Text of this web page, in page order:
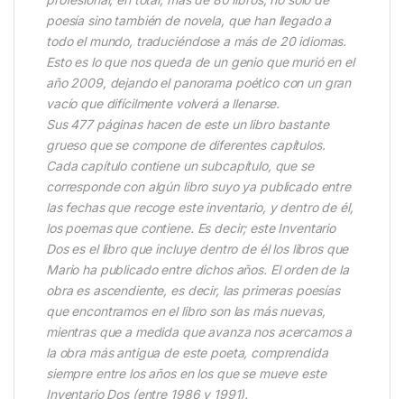
poesía sino también de novela, que han llegado a
todo el mundo, traduciéndose a más de 20 idiomas.
Esto es lo que nos queda de un genio que murió en el
año 2009, dejando el panorama poético con un gran
vacío que difícilmente volverá a llenarse.
Sus 477 páginas hacen de este un libro bastante
grueso que se compone de diferentes capítulos.
Cada capítulo contiene un subcapítulo, que se
corresponde con algún libro suyo ya publicado entre
las fechas que recoge este inventario, y dentro de él,
los poemas que contiene. Es decir; este Inventario
Dos es el libro que incluye dentro de él los libros que
Mario ha publicado entre dichos años. El orden de la
obra es ascendiente, es decir, las primeras poesías
que encontramos en el libro son las más nuevas,
mientras que a medida que avanza nos acercamos a
la obra más antigua de este poeta, comprendida
siempre entre los años en los que se mueve este
Inventario Dos (entre 1986 y 1991).